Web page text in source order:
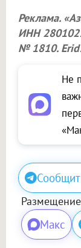
Реклама.
ИНН
№ 1810.
Не
Макс